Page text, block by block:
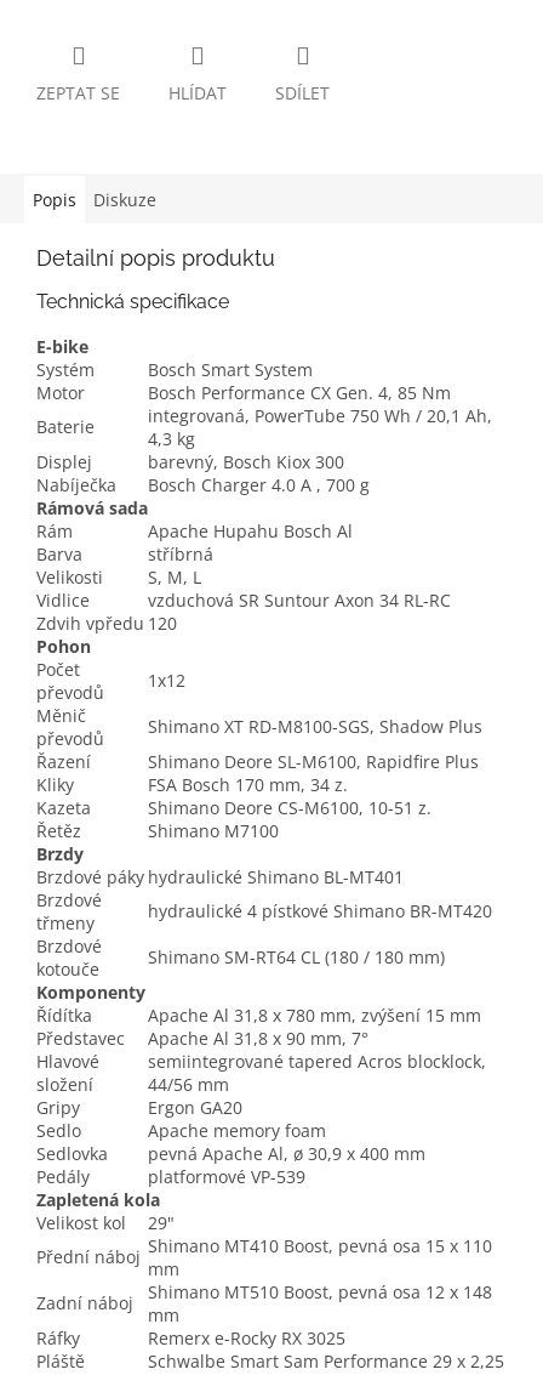
ZEPTAT SE HLÍDAT SDÍLET
Popis Diskuze
Detailní popis produktu
Technická specifikace
E-bike
Systém
Bosch Smart System
Motor
Bosch Performance CX Gen. 4, 85 Nm
Baterie
integrovaná, PowerTube 750 Wh / 20,1 Ah,
4,3 kg
Displej
barevný, Bosch Kiox 300
Nabíječka
Bosch Charger 4.0 A , 700 g
Rámová sada
Rám
Apache Hupahu Bosch Al
Barva
stříbrná
Velikosti
S, M, L
Vidlice
vzduchová SR Suntour Axon 34 RL-RC
Zdvih vpředu 120
Pohon
Počet
převodů
1x12
Měnič
převodů
Shimano XT RD-M8100-SGS, Shadow Plus
Řazení
Shimano Deore SL-M6100, Rapidfire Plus
Kliky
FSA Bosch 170 mm, 34 z.
Kazeta
Shimano Deore CS-M6100, 10-51 z.
Řetěz
Shimano M7100
Brzdy
Brzdové páky hydraulické Shimano BL-MT401
Brzdové
třmeny
hydraulické 4 pístkové Shimano BR-MT420
Brzdové
kotouče
Shimano SM-RT64 CL (180 / 180 mm)
Komponenty
Řídítka
Apache Al 31,8 x 780 mm, zvýšení 15 mm
Představec
Apache Al 31,8 x 90 mm, 7°
Hlavové
složení
semiintegrované tapered Acros blocklock,
44/56 mm
Gripy
Ergon GA20
Sedlo
Apache memory foam
Sedlovka
pevná Apache Al, ø 30,9 x 400 mm
Pedály
platformové VP-539
Zapletená kola
Velikost kol
29"
Přední náboj Shimano MT410 Boost, pevná osa 15 x 110
mm
Zadní náboj
Shimano MT510 Boost, pevná osa 12 x 148
mm
Ráfky
Remerx e-Rocky RX 3025
Pláště
Schwalbe Smart Sam Performance 29 x 2,25